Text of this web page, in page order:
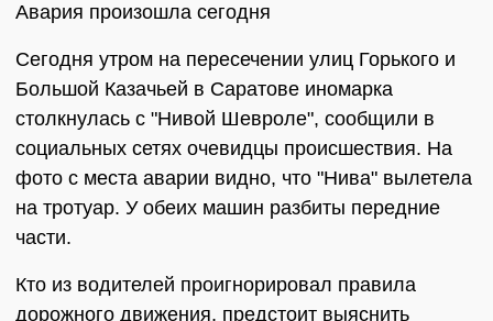
Авария произошла сегодня
Сегодня утром на пересечении улиц Горького и
Большой Казачьей в Саратове иномарка
столкнулась с "Нивой Шевроле", сообщили в
социальных сетях очевидцы происшествия. На
фото с места аварии видно, что "Нива" вылетела
на тротуар. У обеих машин разбиты передние
части.
Кто из водителей проигнорировал правила
дорожного движения, предстоит выяснить